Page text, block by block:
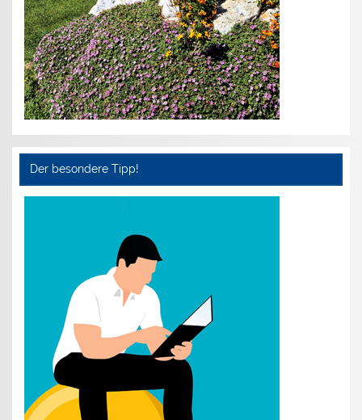
Der besondere Tipp!